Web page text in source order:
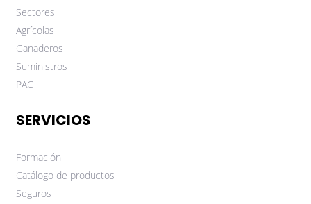
Sectores
Agrícolas
Ganaderos
Suministros
PAC
SERVICIOS
Formación
Catálogo de productos
Seguros